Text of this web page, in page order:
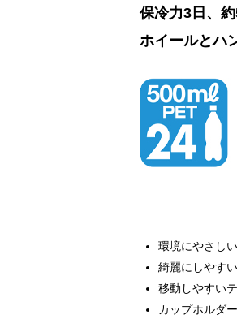
保冷力3日、
ホイールとハ
環境にやさし
綺麗にしやす
移動しやすい
カップホルダー